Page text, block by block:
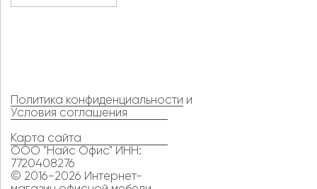
Политика конфиденциальности и
Условия соглашения
Карта сайта
ООО "Найс Офис" ИНН:
7720408276
© 2016-2026 Интернет-